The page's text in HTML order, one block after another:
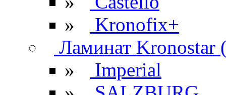
»
Kronofix+
Ламинат Kronostar
»
Imperial